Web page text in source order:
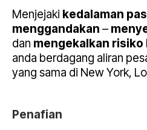
Menjejaki kedalaman
menggandakan –
dan mengekalkan risiko
anda berdagang aliran
yang sama di New York,
Penafian